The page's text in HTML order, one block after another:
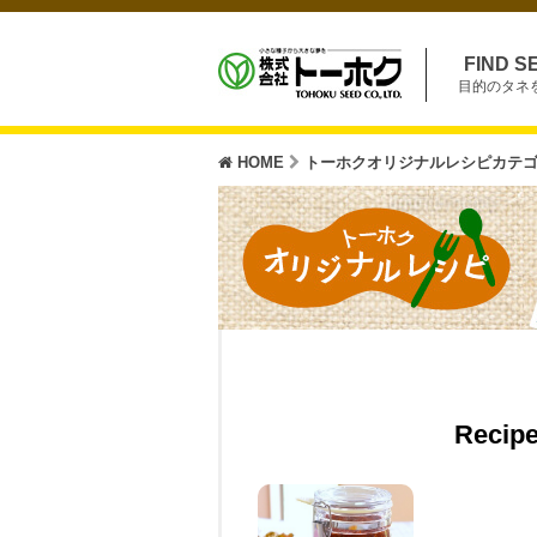
FIND
目的のタネ
HOME トーホクオリジナルレシピカテ